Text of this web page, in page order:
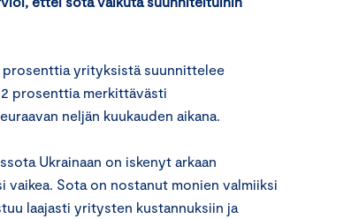
prosenttia yrityksistä suunnittelee
prosenttia merkittävästi
neljän kuukauden aikana.
Ukrainaan on iskenyt arkaan
Sota on nostanut monien valmiiksi
laajasti yritysten kustannuksiin ja